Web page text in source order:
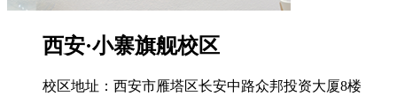
西安·小寨旗舰校区
校区地址：西安市雁塔区长安中路众邦投资大厦8楼